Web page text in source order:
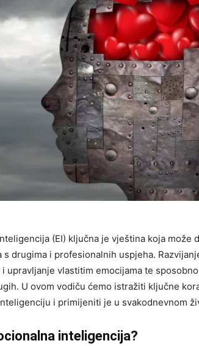
(EI) ključna je vještina koja može
s drugima i profesionalnih uspjeha.
upravljanje vlastitim emocijama te
U ovom vodiču ćemo istražiti ključne
i primijeniti je u svakodnevnom
inteligencija?